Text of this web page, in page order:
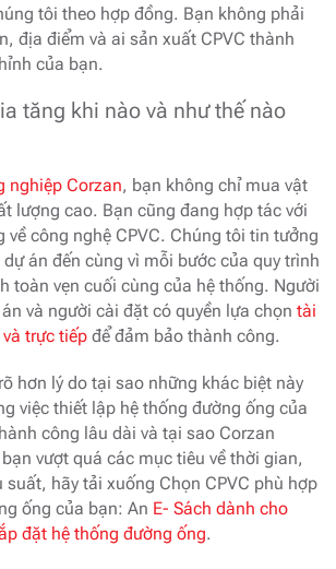
tôi theo hợp đồng. Bạn không phải
địa điểm và ai sản xuất CPVC thành
của bạn.
tăng khi nào và như thế nào
nghiệp Corzan, bạn không chỉ mua vật
lượng cao. Bạn cũng đang hợp tác với
về công nghệ CPVC. Chúng tôi tin tưởng
án đến cùng vì mỗi bước của quy trình
toàn vẹn cuối cùng của hệ thống. Người
và người cài đặt có quyền lựa chọn tài
trực tiếp để đảm bảo thành công.
hơn lý do tại sao những khác biệt này
việc thiết lập hệ thống đường ống của
công lâu dài và tại sao Corzan
vượt quá các mục tiêu về thời gian,
suất, hãy tải xuống Chọn CPVC phù hợp
ống của bạn: An E- Sách dành cho
đặt hệ thống đường ống.